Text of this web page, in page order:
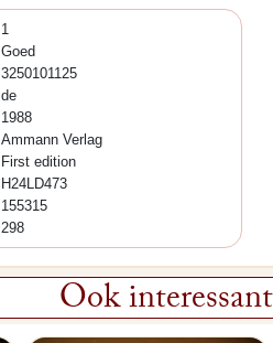
1
Goed
3250101125
de
1988
Ammann Verlag
First edition
H24LD473
155315
298
Ook interessant